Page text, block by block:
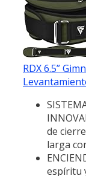
RDX 6.5”
de
larga
espíritu